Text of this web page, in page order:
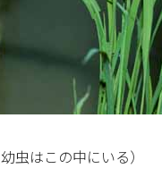
虫はこの中にいる）